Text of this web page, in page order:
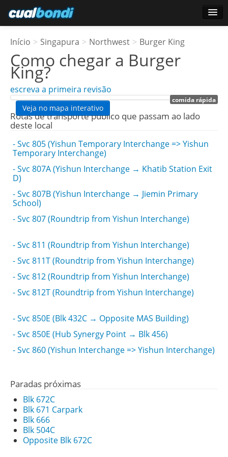
Usuários estrela
Pesquisa
Início > Singapura > Northwest > Burger King
Como chegar a Burger
King?
escreva a primeira revisão
comida rápida
Veja no mapa interativo
Rotas de transporte público que passam ao lado
deste local
- Svc 805 (Yishun Temporary Interchange => Yishun
Temporary Interchange)
- Svc 807A (Yishun Interchange → Khatib Station Exit
D)
- Svc 807B (Yishun Interchange → Jiemin Primary
School)
- Svc 807 (Roundtrip from Yishun Interchange)
- Svc 811 (Roundtrip from Yishun Interchange)
- Svc 811T (Roundtrip from Yishun Interchange)
- Svc 812 (Roundtrip from Yishun Interchange)
- Svc 812T (Roundtrip from Yishun Interchange)
- Svc 850E (Blk 432C → Opposite MAS Building)
- Svc 850E (Hub Synergy Point → Blk 456)
- Svc 860 (Yishun Interchange => Yishun Interchange)
Paradas próximas
Blk 672C
Blk 671 Carpark
Blk 666
Blk 504C
Opposite Blk 672C